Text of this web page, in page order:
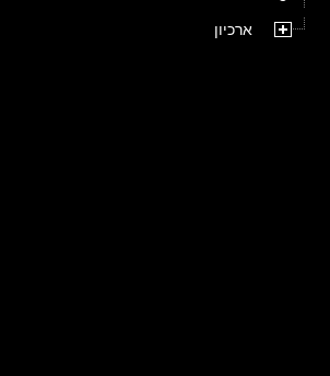
ארכיון